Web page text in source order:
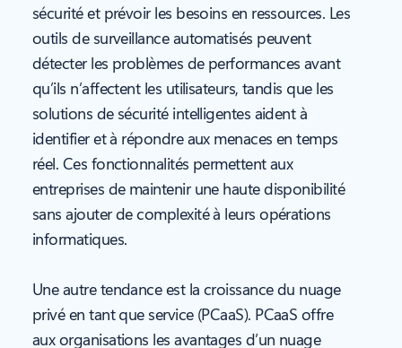
sécurité et prévoir les besoins en ressources. Les
outils de surveillance automatisés peuvent
détecter les problèmes de performances avant
qu’ils n’affectent les utilisateurs, tandis que les
solutions de sécurité intelligentes aident à
identifier et à répondre aux menaces en temps
réel. Ces fonctionnalités permettent aux
entreprises de maintenir une haute disponibilité
sans ajouter de complexité à leurs opérations
informatiques.
Une autre tendance est la croissance du nuage
privé en tant que service (PCaaS). PCaaS offre
aux organisations les avantages d’un nuage